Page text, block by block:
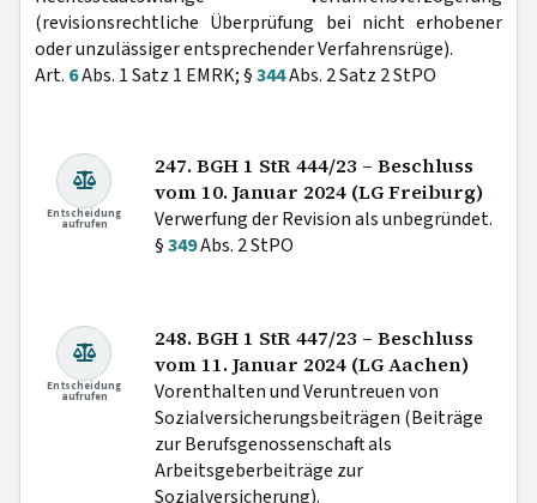
(revisionsrechtliche Überprüfung bei nicht erhobener
oder unzulässiger entsprechender Verfahrensrüge).
Art. 6Abs. 1 Satz 1 EMRK; §344Abs. 2 Satz 2 StPO
Entscheidung
aufrufen
247. BGH 1 StR 444/23 – Beschluss
vom 10. Januar 2024 (LG Freiburg)
Verwerfung der Revision als unbegründet.
§349Abs. 2 StPO
Entscheidung
aufrufen
248. BGH 1 StR 447/23 – Beschluss
vom 11. Januar 2024 (LG Aachen)
Vorenthalten und Veruntreuen von
Sozialversicherungsbeiträgen (Beiträge
zur Berufsgenossenschaft als
Arbeitsgeberbeiträge zur
Sozialversicherung).